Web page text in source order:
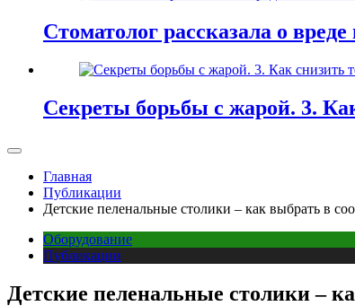
Стоматолог рассказала о
Секреты борьбы с жарой. 3.
Главная
Публикации
Детские пеленальные столики – как выбрать в
Оборудование
Публикации
Детские пеленальные столики –